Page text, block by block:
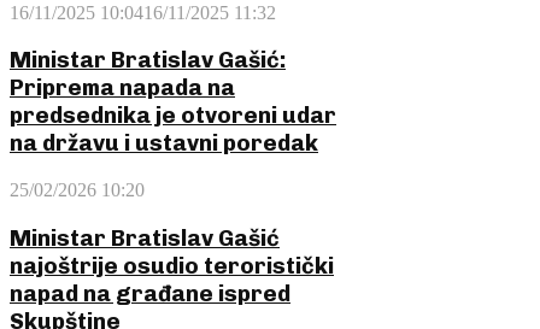
16/11/2025 10:0416/11/2025 11:32
Ministar Bratislav Gašić:
Priprema napada na
predsednika je otvoreni udar
na državu i ustavni poredak
25/02/2026 10:20
Ministar Bratislav Gašić
najoštrije osudio teroristički
napad na građane ispred
Skupštine